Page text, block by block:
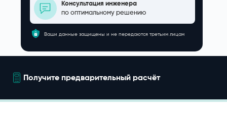
Ваши данные защищены и не передаются третьим лицам
Консультация инженера
по оптимальному решению
Получите предварительный расчёт